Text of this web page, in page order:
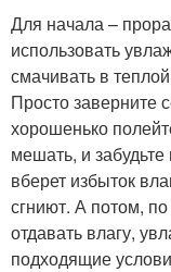
Для начала –
использовать
смачивать в
Просто заверните
хорошенько
мешать, и
вберет избыток
сгниют. А потом,
отдавать влагу,
подходящие